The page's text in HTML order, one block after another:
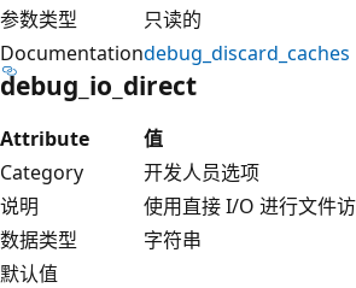
参数类型
只读的
Documentationdebug_discard_caches
debug_io_direct
Attribute
值
Category
开发人员选项
说明
使用直接 I/O 进行文件访
数据类型
字符串
默认值